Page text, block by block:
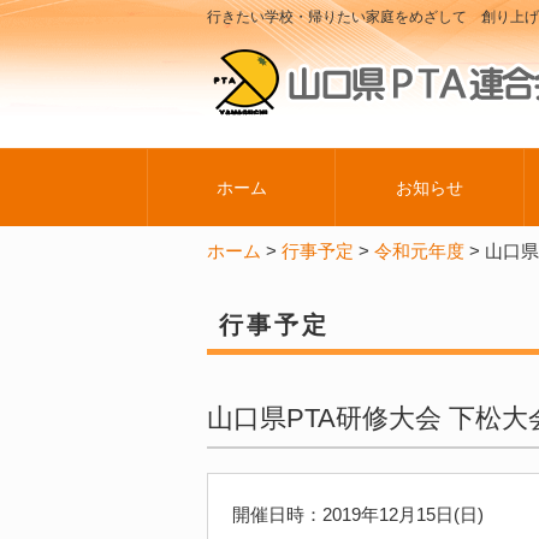
行きたい学校・帰りたい家庭をめざして 創り上
ホーム お知らせ
ホーム > 行事予定 > 令和元年度 > 山口
行事予定
山口県PTA研修大会 下松大
開催日時：2019年12月15日(日)